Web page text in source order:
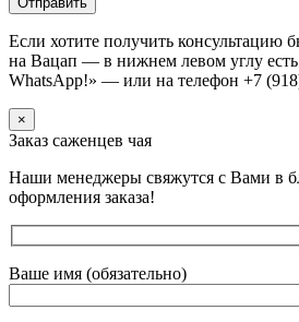
Если хотите получить
на Вацап — в нижнем левом углу
WhatsApp!» — или на телефон +7
×
Заказ саженцев чая
Наши менеджеры свяжутся с Вами в
оформления заказа!
Ваше имя (обязательно)